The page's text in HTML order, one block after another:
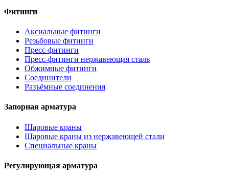
Фитинги
Аксиальные фитинги
Резьбовые фитинги
Пресс-фитинги
Пресс-фитинги нержавеющая сталь
Обжимные фитинги
Соединители
Разъёмные соединения
Запорная арматура
Шаровые краны
Шаровые краны из нержавеющей стали
Специальные краны
Регулирующая арматура